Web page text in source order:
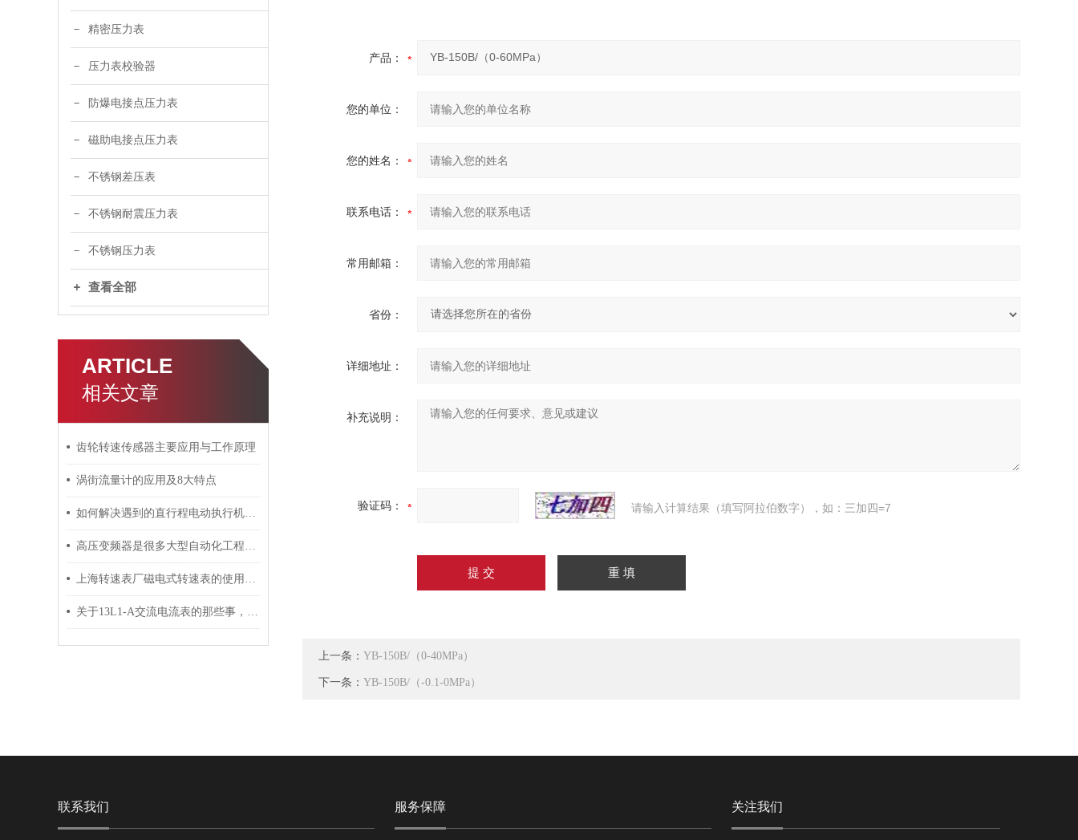
精密压力表
压力表校验器
防爆电接点压力表
磁助电接点压力表
不锈钢差压表
不锈钢耐震压力表
不锈钢压力表
查看全部
ARTICLE
相关文章
齿轮转速传感器主要应用与工作原理
涡街流量计的应用及8大特点
如何解决遇到的直行程电动执行机构故障
高压变频器是很多大型自动化工程*的组成部分
上海转速表厂磁电式转速表的使用说明
关于13L1-A交流电流表的那些事，一起来了解下吧
产品：
您的单位：
您的姓名：
联系电话：
常用邮箱：
省份：
详细地址：
补充说明：
验证码： 请输入计算结果（填写阿拉伯数字），如：三加四=7
上一条： YB-150B/（0-40MPa）
下一条： YB-150B/（-0.1-0MPa）
联系我们 服务保障 关注我们